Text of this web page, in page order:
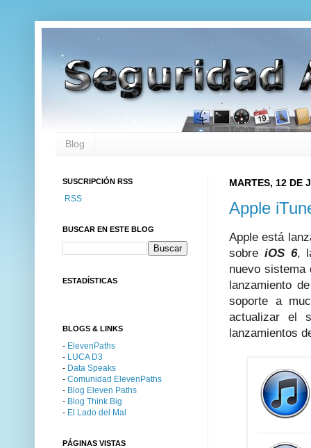
Blog
MARTES, 12 DE
Apple
Apple está
sobre iOS 6,
nuevo
lanzamiento
soporte a
actualizar el
lanzamientos
SUSCRIPCIÓN RSS
RSS
BUSCAR EN ESTE BLOG
ESTADÍSTICAS
BLOGS & LINKS
- ElevenPaths
- LUCA D3
- Data Speaks
- Comunidad ElevenPaths
- Blog Eleven Paths
- Blog Think Big
- El Lado del Mal
PÁGINAS VISTAS